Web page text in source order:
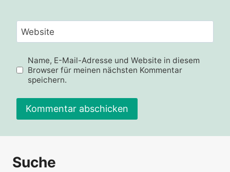
Website
Name, E-Mail-Adresse und Website in diesem
Browser für meinen nächsten Kommentar
speichern.
Alternative:
Suche